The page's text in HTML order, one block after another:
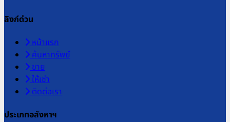
ลิงก์ด่วน
หน้าแรก
ค้นหาทรัพย์
ขาย
ให้เช่า
ติดต่อเรา
ประเภทอสังหาฯ